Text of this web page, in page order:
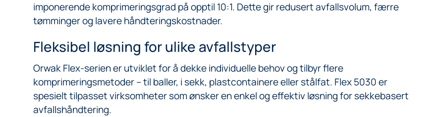
imponerende komprimeringsgrad på opptil 10:1. Dette gir redusert avfallsvolum, færre
tømminger og lavere håndteringskostnader.
Fleksibel løsning for ulike avfallstyper
Orwak Flex-serien er utviklet for å dekke individuelle behov og tilbyr flere
komprimeringsmetoder – til baller, i sekk, plastcontainere eller stålfat. Flex 5030 er
spesielt tilpasset virksomheter som ønsker en enkel og effektiv løsning for sekkebasert
avfallshåndtering.